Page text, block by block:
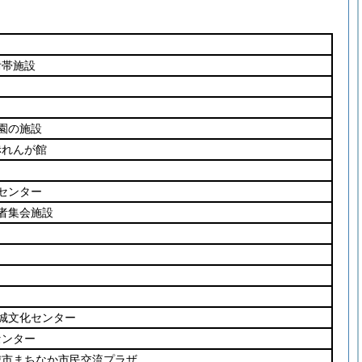
施設
の施設
んが館
ンター
集会施設
文化センター
ター